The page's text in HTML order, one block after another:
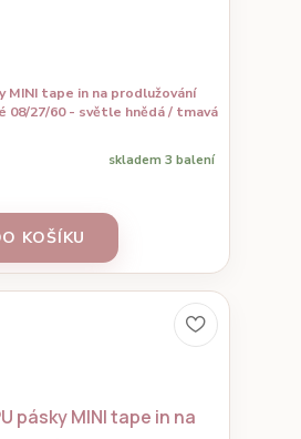
MINI tape in na prodlužování
08/27/60 - světle hnědá / tmavá
skladem 3 balení
KOŠÍKU